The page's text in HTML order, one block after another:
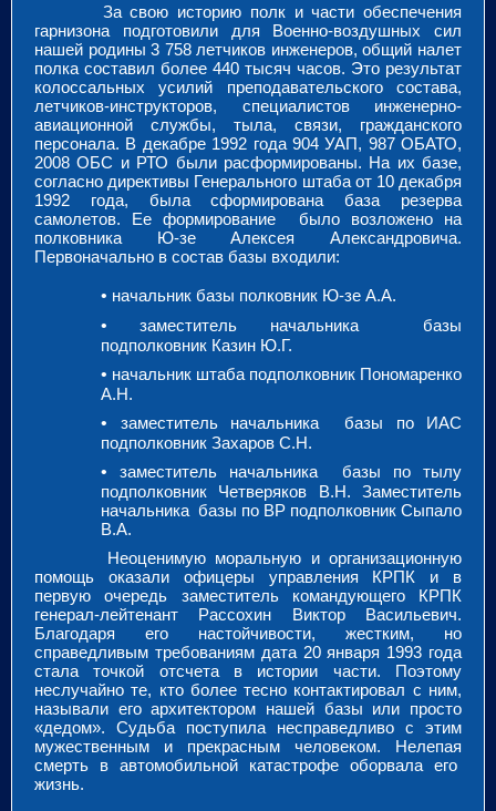
За свою историю полк и части обеспечения
гарнизона подготовили для Военно-воздушных сил
нашей родины 3 758 летчиков инженеров, общий налет
полка составил более 440 тысяч часов. Это результат
колоссальных усилий преподавательского состава,
летчиков-инструкторов, специалистов инженерно-
авиационной службы, тыла, связи, гражданского
персонала. В декабре 1992 года 904 УАП, 987 ОБАТО,
2008 ОБС и РТО были расформированы. На их базе,
согласно директивы Генерального штаба от 10 декабря
1992 года, была сформирована база резерва
самолетов. Ее формирование было возложено на
полковника Ю-зе Алексея Александровича.
Первоначально в состав базы входили:
• начальник базы полковник Ю-зе А.А.
•заместитель начальника базы
подполковник Казин Ю.Г.
• начальник штаба подполковник Пономаренко
А.Н.
• заместитель начальника базы по ИАС
подполковник Захаров С.Н.
• заместитель начальника базы по тылу
подполковник Четверяков В.Н. Заместитель
начальника базы по ВР подполковник Сыпало
В.А.
Неоценимую моральную и организационную
помощь оказали офицеры управления КРПК и в
первую очередь заместитель командующего КРПК
генерал-лейтенант Рассохин Виктор Васильевич.
Благодаря его настойчивости, жестким, но
справедливым требованиям дата 20 января 1993 года
стала точкой отсчета в истории части. Поэтому
неслучайно те, кто более тесно контактировал с ним,
называли его архитектором нашей базы или просто
«дедом». Судьба поступила несправедливо с этим
мужественным и прекрасным человеком. Нелепая
смерть в автомобильной катастрофе оборвала его
жизнь.